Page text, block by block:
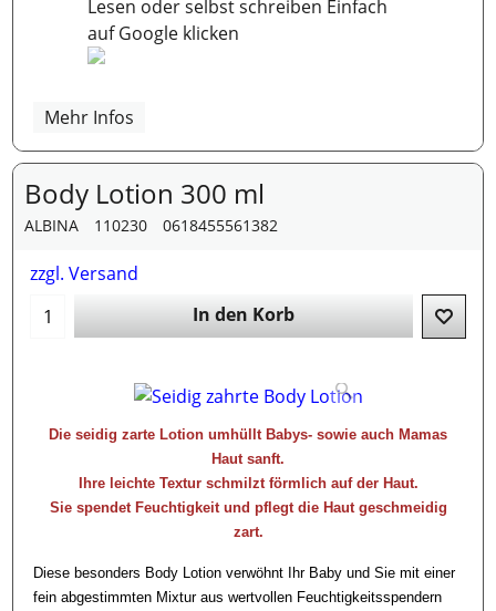
Lesen oder selbst schreiben Einfach
auf Google klicken
Mehr Infos
Body Lotion 300 ml
ALBINA 110230 0618455561382
zzgl. Versand
In den Korb
Die seidig zarte Lotion umhüllt Babys- sowie auch Mamas
Haut sanft.
Ihre leichte Textur schmilzt förmlich auf der Haut.
Sie spendet Feuchtigkeit und pflegt die Haut geschmeidig
zart.
Diese besonders Body Lotion verwöhnt Ihr Baby und Sie mit einer
fein abgestimmten Mixtur aus wertvollen Feuchtigkeitsspendern